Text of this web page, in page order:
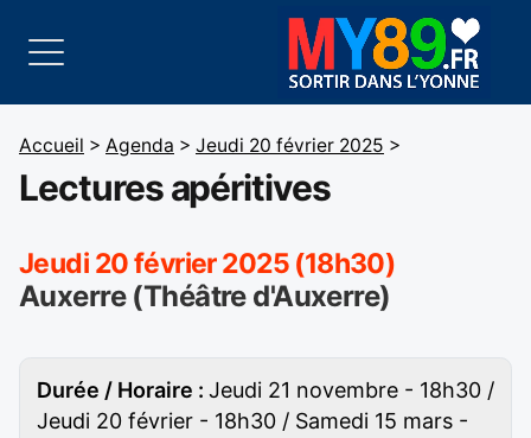
Accueil > Agenda > Jeudi 20 février 2025 >
Lectures apéritives
Jeudi 20 février 2025 (18h30)
Auxerre (Théâtre d'Auxerre)
Durée / Horaire : Jeudi 21 novembre - 18h30 /
Jeudi 20 février - 18h30 / Samedi 15 mars -